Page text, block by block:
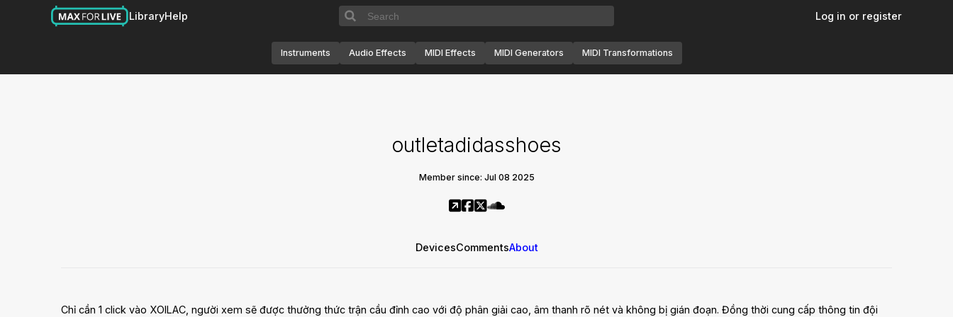
LibraryHelp Log in or register
Instruments Audio Effects MIDI Effects MIDI Generators MIDI Transformations
outletadidasshoes
Member since: Jul 08 2025
DevicesCommentsAbout
Chỉ cần 1 click vào XOILAC, người xem sẽ được thưởng thức trận cầu đỉnh cao với độ phân giải cao, âm thanh rõ nét và không bị gián đoạn. Đồng thời cung cấp thông tin đội